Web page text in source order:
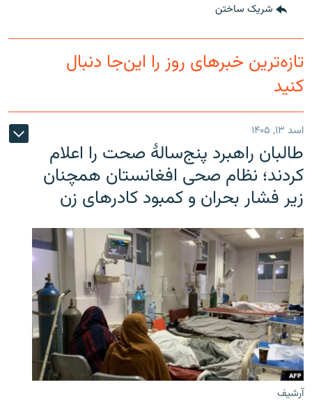
شریک ساختن
تازه‌ترین خبرهای روز را این‌جا دنبال
کنید
اسد ۱۳, ۱۴۰۵
طالبان راهبرد پنج‌سالۀ صحت را اعلام
کردند؛ نظام صحی افغانستان همچنان
زیر فشار بحران و کمبود کادرهای زن
آرشیف